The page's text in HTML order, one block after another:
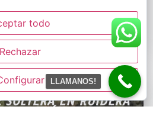
con actividades
SOLTERA EN RUIDERA
LLAMANOS!
todo
Rechazar